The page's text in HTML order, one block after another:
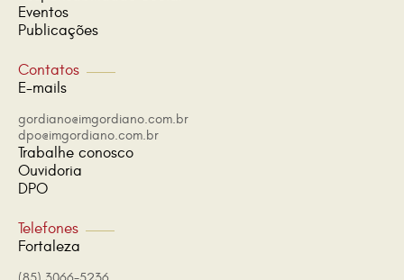
Eventos
Publicações
Contatos
E-mails
gordiano@imgordiano.com.br
dpo@imgordiano.com.br
Trabalhe conosco
Ouvidoria
DPO
Telefones
Fortaleza